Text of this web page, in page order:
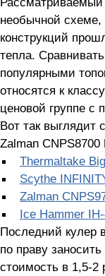
необычной
конструкций
тепла.
популярными
относятся к
ценовой группе с
Вот так выглядит
Zalman CNPS8700
Thermaltake
Scythe
Zalman
Ice Hammer
Последний кулер
по праву
стоимость в 1,5-2